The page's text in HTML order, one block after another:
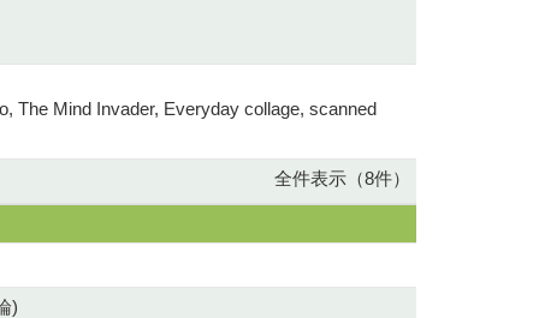
The Mind Invader, Everyday collage, scanned
全件表示（8件）
)